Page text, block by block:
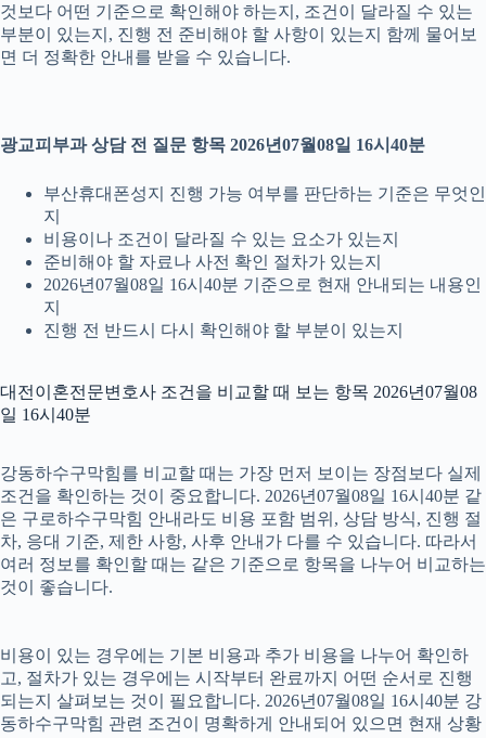
것보다 어떤 기준으로 확인해야 하는지, 조건이 달라질 수 있는
부분이 있는지, 진행 전 준비해야 할 사항이 있는지 함께 물어보
면 더 정확한 안내를 받을 수 있습니다.
광교피부과 상담 전 질문 항목 2026년07월08일 16시40분
부산휴대폰성지 진행 가능 여부를 판단하는 기준은 무엇인
지
비용이나 조건이 달라질 수 있는 요소가 있는지
준비해야 할 자료나 사전 확인 절차가 있는지
2026년07월08일 16시40분 기준으로 현재 안내되는 내용인
지
진행 전 반드시 다시 확인해야 할 부분이 있는지
대전이혼전문변호사 조건을 비교할 때 보는 항목 2026년07월08
일 16시40분
강동하수구막힘를 비교할 때는 가장 먼저 보이는 장점보다 실제
조건을 확인하는 것이 중요합니다. 2026년07월08일 16시40분 같
은 구로하수구막힘 안내라도 비용 포함 범위, 상담 방식, 진행 절
차, 응대 기준, 제한 사항, 사후 안내가 다를 수 있습니다. 따라서
여러 정보를 확인할 때는 같은 기준으로 항목을 나누어 비교하는
것이 좋습니다.
비용이 있는 경우에는 기본 비용과 추가 비용을 나누어 확인하
고, 절차가 있는 경우에는 시작부터 완료까지 어떤 순서로 진행
되는지 살펴보는 것이 필요합니다. 2026년07월08일 16시40분 강
동하수구막힘 관련 조건이 명확하게 안내되어 있으면 현재 상황